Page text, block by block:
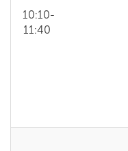
10:10-
11:40